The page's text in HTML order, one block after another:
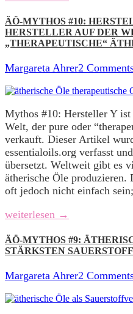
ÄÖ-MYTHOS #10:
HERSTELLER AUF DER
„THERAPEUTISCHE“
Margareta Ahrer2
Mythos #10: Hersteller Y
Welt, der pure oder
verkauft. Dieser Artikel
essentialoils.org verfasst
übersetzt. Weltweit gibt es
ätherische Öle produzieren.
oft jedoch nicht einfach
weiterlesen →
ÄÖ-MYTHOS #9:
STÄRKSTEN
Margareta Ahrer2